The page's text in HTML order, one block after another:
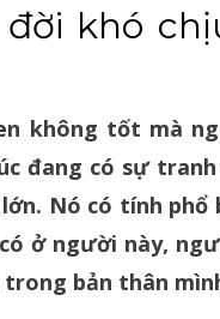
khó
không tốt mà
đang có sự
Nó có tính
ở người này,
trong bản thân